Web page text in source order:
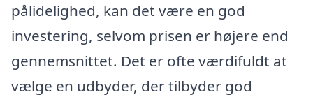
pålidelighed, kan det være en god
investering, selvom prisen er højere end
gennemsnittet. Det er ofte værdifuldt at
vælge en udbyder, der tilbyder god